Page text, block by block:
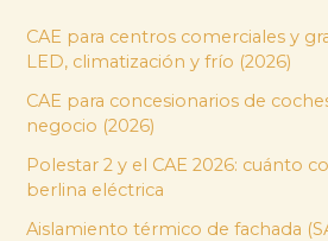
CAE para centros comerciales y
LED, climatización y frío (2026)
CAE para concesionarios de
negocio (2026)
Polestar 2 y el CAE 2026: cuánto
berlina eléctrica
Aislamiento térmico de fachada